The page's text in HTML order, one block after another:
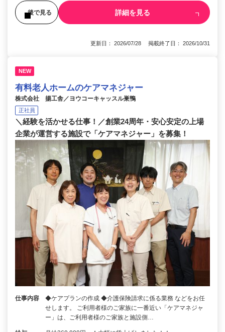
後で見る 詳細を見る
更新日： 2026/07/28 掲載終了日： 2026/10/31
NEW
有料老人ホームのケアマネジャー
株式会社 揚工舎／ヨウコーキャッスル巣鴨
正社員
＼経験を活かせる仕事！／創業24周年・安心安定の上場
企業が運営する施設で「ケアマネジャー」を募集！
仕事内容
◆ケアプランの作成 ◆介護保険請求に係る業務 などをお任
せします。 ご利用者様のご家族に一番近い「ケアマネジャ
ー」は、ご利用者様のご家族と施設側…